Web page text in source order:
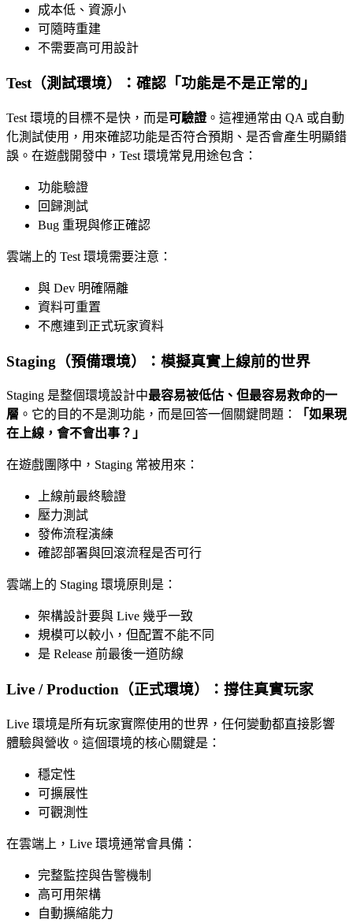
成本低、資源小
可隨時重建
不需要高可用設計
Test（測試環境）：確認「功能是不是正常的」
Test 環境的目標不是快，而是可驗證。這裡通常由 QA 或自動
化測試使用，用來確認功能是否符合預期、是否會產生明顯錯
誤。在遊戲開發中，Test 環境常見用途包含：
功能驗證
回歸測試
Bug 重現與修正確認
雲端上的 Test 環境需要注意：
與 Dev 明確隔離
資料可重置
不應連到正式玩家資料
Staging（預備環境）：模擬真實上線前的世界
Staging 是整個環境設計中最容易被低估、但最容易救命的一
層 。它的目的不是測功能，而是回答一個關鍵問題：
「如果現
在上線，會不會出事？」
在遊戲團隊中，Staging 常被用來：
上線前最終驗證
壓力測試
發佈流程演練
確認部署與回滾流程是否可行
雲端上的 Staging 環境原則是：
架構設計要與 Live 幾乎一致
規模可以較小，但配置不能不同
是 Release 前最後一道防線
Live / Production（正式環境）：撐住真實玩家
Live 環境是所有玩家實際使用的世界，任何變動都直接影響
體驗與營收。這個環境的核心關鍵是：
穩定性
可擴展性
可觀測性
在雲端上，Live 環境通常會具備：
完整監控與告警機制
高可用架構
自動擴縮能力